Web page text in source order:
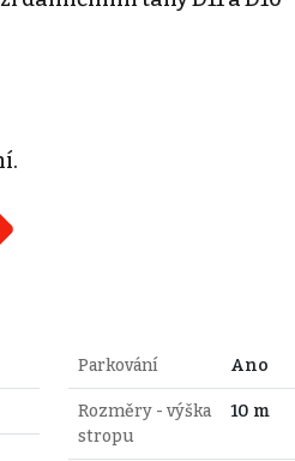
Parkování Ano
Rozměry - výška
stropu
10 m